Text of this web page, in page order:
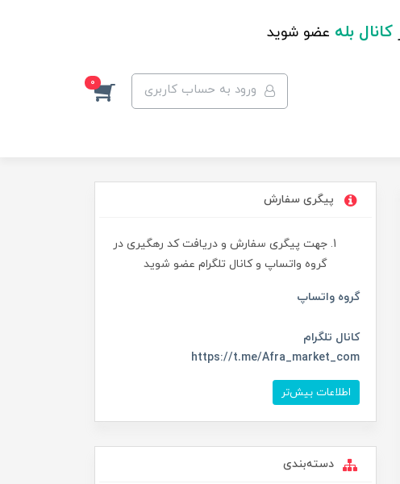
کانال بله عضو شوید
ورود به حساب کاربری 0
پیگری سفارش
جهت پیگری سفارش و دریافت کد رهگیری در
گروه واتساپ و کانال تلگرام عضو شوید
گروه واتساپ
کانال تلگرام
https://t.me/Afra_market_com
اطلاعات بیش‌تر
دسته‌بندی